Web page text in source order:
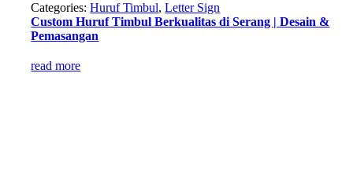
Categories:Huruf Timbul,Letter Sign
Custom Huruf Timbul Berkualitas di Serang | Desain &
Pemasangan
read more